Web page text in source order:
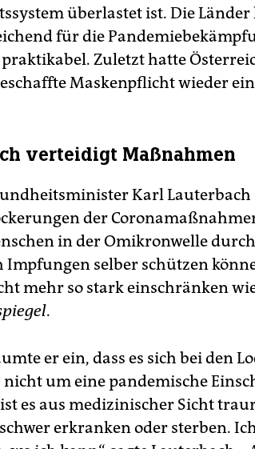
überlastet ist. Die
für die
Zuletzt hatte
Maskenpflicht wieder
verteidigt Maßnahmen
Karl Lauterbach
der
in der Omikronwelle
Impfungen selber schützen
mehr so stark einschränken
.
er ein, dass es sich bei den
um eine pandemische
es aus medizinischer Sicht
erkranken oder sterben.